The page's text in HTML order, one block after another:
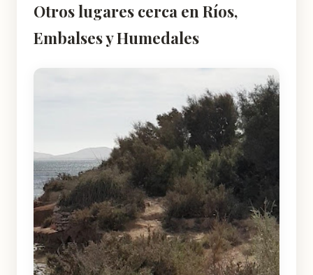
Otros lugares cerca en Ríos,
Embalses y Humedales